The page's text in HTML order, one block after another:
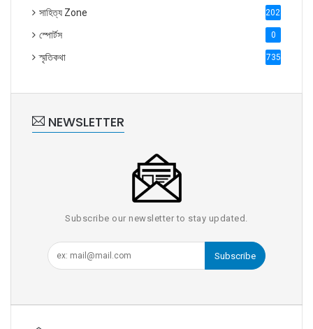
সাহিত্য Zone 2028
স্পোর্টস 0
স্মৃতিকথা 735
NEWSLETTER
Subscribe our newsletter to stay updated.
Subscribe